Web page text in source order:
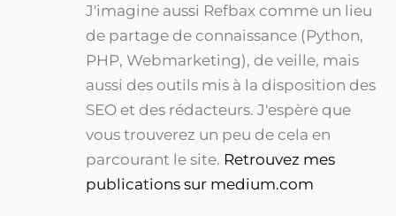
J'imagine aussi Refbax comme un lieu
de partage de connaissance (Python,
PHP, Webmarketing), de veille, mais
aussi des outils mis à la disposition des
SEO et des rédacteurs. J'espère que
vous trouverez un peu de cela en
parcourant le site. Retrouvez mes
publications sur medium.com